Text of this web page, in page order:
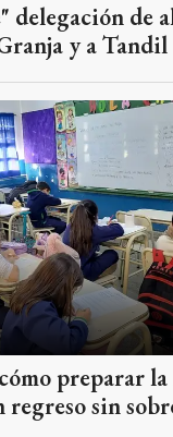
delegación de
y a
preparar
sin